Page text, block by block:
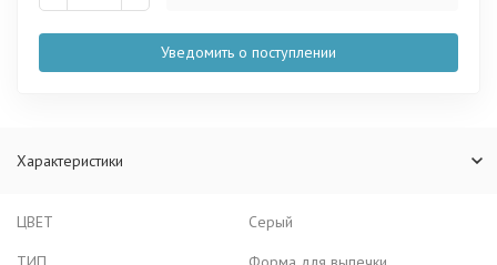
Уведомить о поступлении
Характеристики
ЦВЕТ
Серый